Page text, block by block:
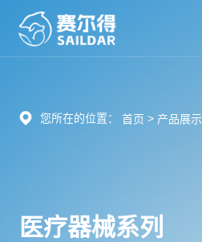
您所在的位置： 首页 > 产品展示
医疗器械系列